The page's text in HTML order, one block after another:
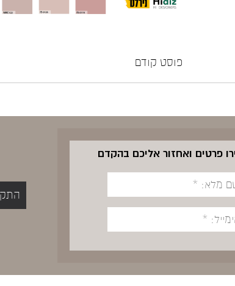
פוסט קודם
פרטים ואחזור אליכם בהקדם